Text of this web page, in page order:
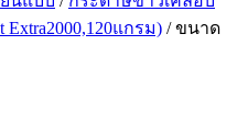
แกรม) / ขนาด